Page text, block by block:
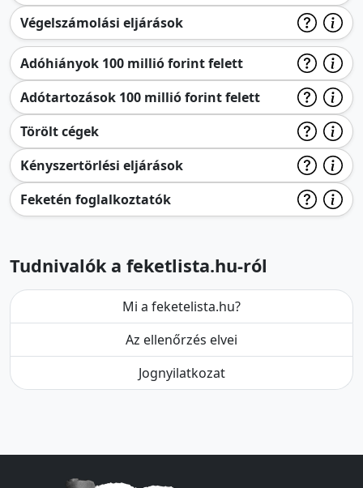
Végelszámolási eljárások
Adóhiányok 100 millió forint felett
Adótartozások 100 millió forint felett
Törölt cégek
Kényszertörlési eljárások
Feketén foglalkoztatók
Tudnivalók a feketlista.hu-ról
Mi a feketelista.hu?
Az ellenőrzés elvei
Jognyilatkozat